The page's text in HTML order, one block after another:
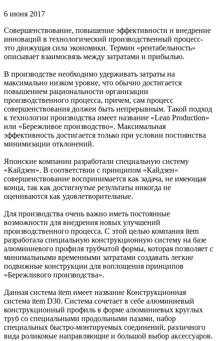
6 июня 2017
Совершенствование, повышение эффективности и внедрение
инноваций в технологический производственный процесс-
это движущая сила экономики. Термин «рентабельность»
описывает взаимосвязь между затратами и прибылью.
В производстве необходимо удерживать затраты на
максимально низком уровне, что обычно достигается
повышением рациональности организации
производственного процесса, причем, сам процесс
совершенствования должен быть непрерывным. Такой подход
к технологии производства имеет название «Lean Production»
или «Бережливое производство». Максимальная
эффективность достигается только при условии постоянства
минимизации отклонений.
Японские компании разработали специальную систему
«Кайдзен». В соответствии с принципом «Кайдзен»
совершенствование воспринимается как задача, не имеющая
конца, так как достигнутые результаты никогда не
оцениваются как удовлетворительные.
Для производства очень важно иметь постоянные
возможности для внедрения новых улучшений
производственного процесса. С этой целью компания item
разработала специальную конструкционную систему на базе
алюминиевого профиля трубчатой формы, которая позволяет с
минимальными временными затратами создавать легкие
подвижные конструкции для воплощения принципов
«Бережливого производства».
Данная система item имеет название Конструкционная
система item D30. Система сочетает в себе алюминиевый
конструкционный профиль в форме алюминиевых круглых
труб со специальными продольными пазами, набор
специальных быстро-монтируемых соединений, различного
вида роликовые направляющие и большой выбор аксессуаров.